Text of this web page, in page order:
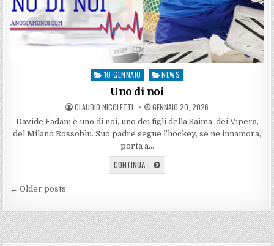
Posted
10 GENNAIO NEWS
Uno di noi
AUTHOR:
CLAUDIO NICOLETTI PUBLISHED
DATE:
GENNAIO 20, 2026
Davide Fadani è uno di noi, uno dei figli della Saima, dei Vipers,
del Milano Rossoblu. Suo padre segue l’hockey, se ne innamora,
porta a…
CONTINUA... UNO
DI
Navigazione
articoli
← Older posts